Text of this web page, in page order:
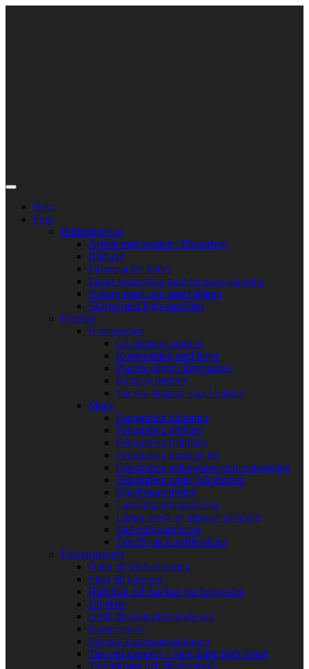
Hem
Foto
Bildredigering
Arbeta med masker i Photoshop
Bildspel
Filformat för bilder
Långt skärpedjup med focusing stacking
Oskarp mask och smart skärpa
Skärpa med high-passfilter
Fototips
Komposition
Gå närmare motivet
Komposition med linjer
Placera något i förgrunden
Rama in motivet
Var ska skärpan vara i bilden?
Motiv
Fotografera blommor
Fotografera delfiner
Fotografera friluftsliv
Fotografera hund på tur
Fotografera soluppgång och solnedgång
Fotografera under blå timmen
Fågelfotografering
Landskapsfotografering
Långa streck av stjärnor på bilder
Makrofotografering
Tips för att ta selfie på tur
Fotoutrustning
Dator till bildredigering
Filter till kameror
Hårddisk och backup för fotografen
Objektiv
Optik till makrofotografering
Kamerastativ
Skydda kamerautrustningen
Tips om kameror – Stor guide inför köpet
Trådutlösare och fjärrkontroll